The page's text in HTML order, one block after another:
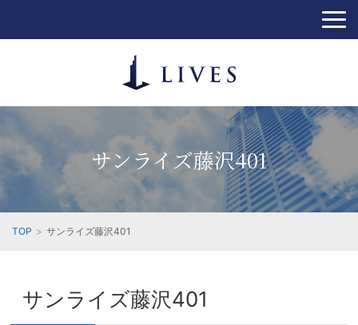
サンライズ藤沢401
TOP サンライズ藤沢401
サンライズ藤沢401